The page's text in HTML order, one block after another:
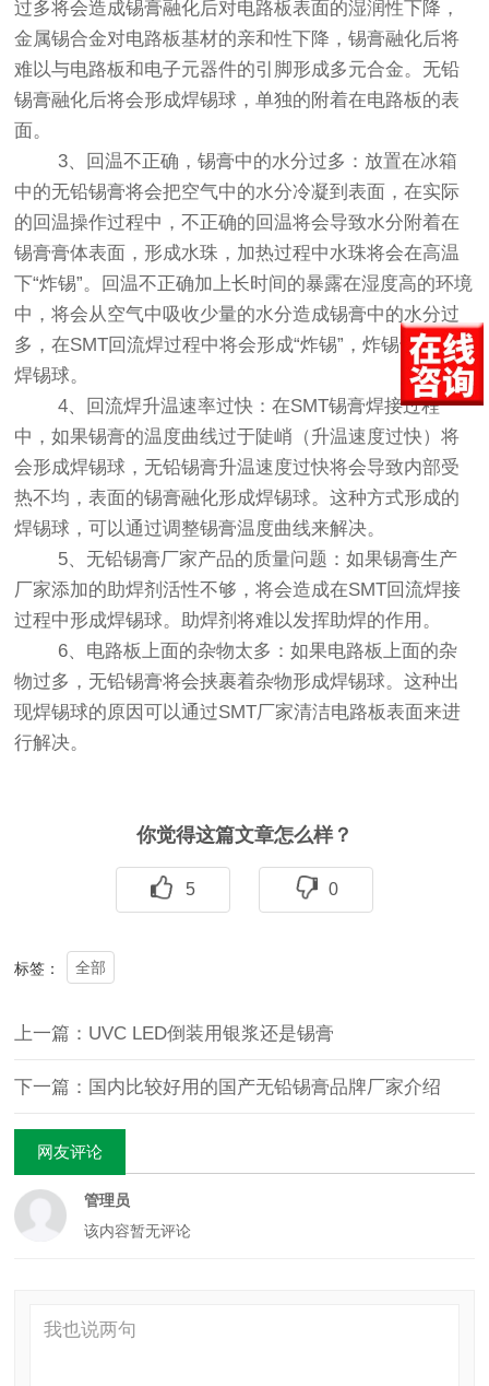
过多将会造成锡膏融化后对电路板表面的湿润性下降，
金属锡合金对电路板基材的亲和性下降，锡膏融化后将
难以与电路板和电子元器件的引脚形成多元合金。无铅
锡膏融化后将会形成焊锡球，单独的附着在电路板的表
面。
3、回温不正确，锡膏中的水分过多：放置在冰箱
中的无铅锡膏将会把空气中的水分冷凝到表面，在实际
的回温操作过程中，不正确的回温将会导致水分附着在
锡膏膏体表面，形成水珠，加热过程中水珠将会在高温
下“炸锡”。回温不正确加上长时间的暴露在湿度高的环境
中，将会从空气中吸收少量的水分造成锡膏中的水分过
多，在SMT回流焊过程中将会形成“炸锡”，炸锡也会形成
焊锡球。
4、回流焊升温速率过快：在SMT锡膏焊接过程
中，如果锡膏的温度曲线过于陡峭（升温速度过快）将
会形成焊锡球，无铅锡膏升温速度过快将会导致内部受
热不均，表面的锡膏融化形成焊锡球。这种方式形成的
焊锡球，可以通过调整锡膏温度曲线来解决。
5、无铅锡膏厂家产品的质量问题：如果锡膏生产
厂家添加的助焊剂活性不够，将会造成在SMT回流焊接
过程中形成焊锡球。助焊剂将难以发挥助焊的作用。
6、电路板上面的杂物太多：如果电路板上面的杂
物过多，无铅锡膏将会挟裹着杂物形成焊锡球。这种出
现焊锡球的原因可以通过SMT厂家清洁电路板表面来进
行解决。
你觉得这篇文章怎么样？
5 0
标签： 全部
上一篇：UVC LED倒装用银浆还是锡膏
下一篇：国内比较好用的国产无铅锡膏品牌厂家介绍
网友评论
管理员
该内容暂无评论